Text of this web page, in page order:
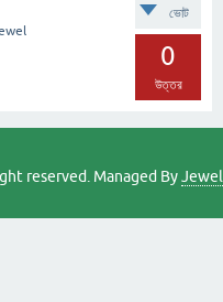
ভোট
0
উত্তর
reserved. Managed ByJewel